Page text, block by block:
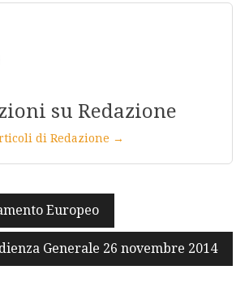
su Redazione
di Redazione →
Europeo
Generale 26 novembre 2014